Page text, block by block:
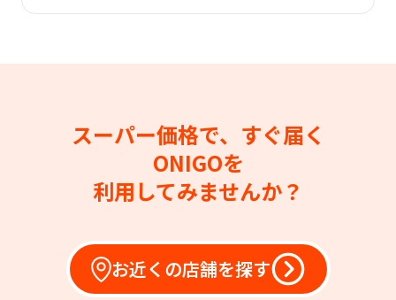
スーパー価格で、すぐ届く
ONIGOを
利用してみませんか？
お近くの店舗を探す